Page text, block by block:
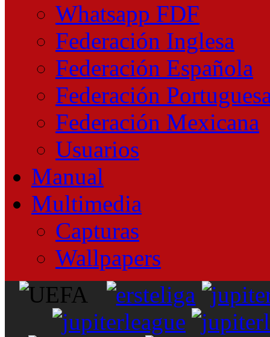
Whatsapp FDF
Federación Inglesa
Federación Española
Federación
Federación Mexicana
Usuarios
Manual
Multimedia
Capturas
Wallpapers